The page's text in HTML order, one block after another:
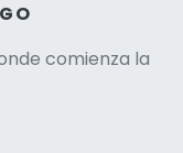
comienza la